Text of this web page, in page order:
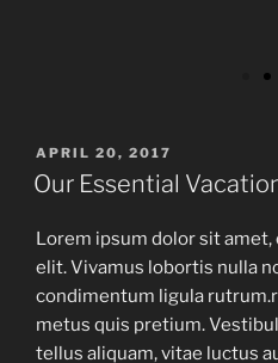
APRIL 20, 2017
Our Essential
Lorem ipsum dolor sit
elit. Vivamus lobortis nulla
condimentum ligula
metus quis pretium.
tellus aliquam, vitae luctus